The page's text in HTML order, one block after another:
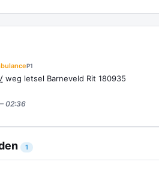
P1
weg letsel Barneveld Rit 180935
02:36
1